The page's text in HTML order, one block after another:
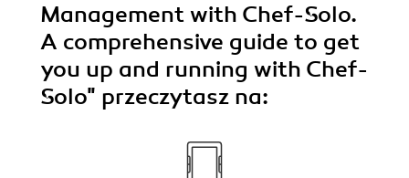
Management with Chef-Solo.
A comprehensive guide to get
you up and running with Chef-
Solo" przeczytasz na: